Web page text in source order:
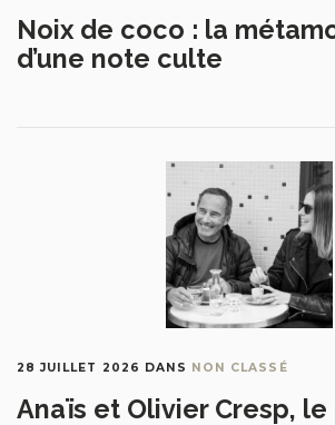
Noix de coco : la
d’une note culte
28 JUILLET 2026 DANS NON CLASSÉ
Anaïs et Olivier Cresp,